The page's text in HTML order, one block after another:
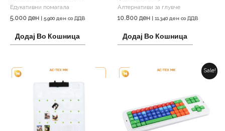
Едукативни помагала
5.000 ден 5.900ден со ДДВ
Додај Во Кошница
Алтернативи за глувче
10.800 ден 11.340ден со ДДВ
Додај Во Кошница
Sale!
Original
Current